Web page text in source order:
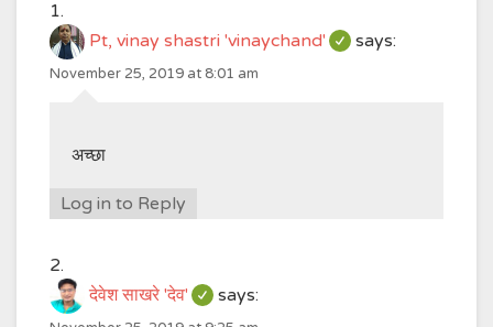
Pt, vinay shastri 'vinaychand' says:
November 25, 2019 at 8:01 am
अच्छा
Log in to Reply
देवेश साखरे 'देव' says: